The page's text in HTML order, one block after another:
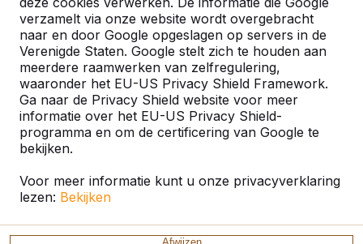
verzamelt via onze website wordt overgebracht
naar en door Google opgeslagen op servers in de
Verenigde Staten. Google stelt zich te houden aan
meerdere raamwerken van zelfregulering,
waaronder het EU-US Privacy Shield Framework.
Ga naar de Privacy Shield website voor meer
informatie over het EU-US Privacy Shield-
programma en om de certificering van Google te
bekijken.
Voor meer informatie kunt u onze privacyverklaring
lezen: Bekijken
Recente plaatsingen en